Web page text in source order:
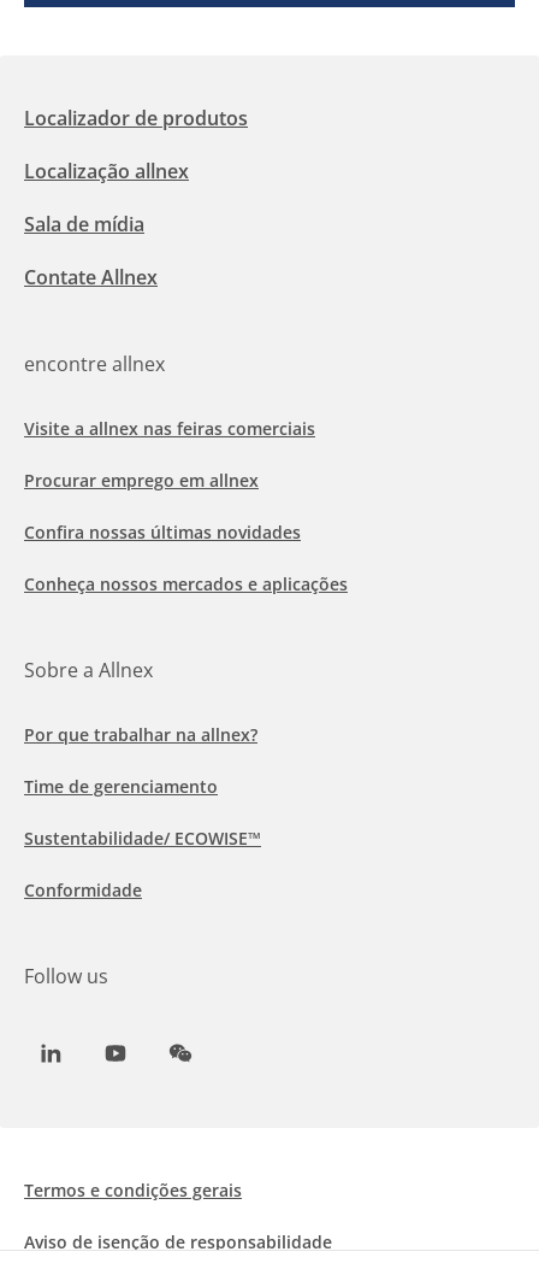
Localizador de produtos
Localização allnex
Sala de mídia
Contate Allnex
encontre allnex
Visite a allnex nas feiras comerciais
Procurar emprego em allnex
Confira nossas últimas novidades
Conheça nossos mercados e aplicações
Sobre a Allnex
Por que trabalhar na allnex?
Time de gerenciamento
Sustentabilidade/ ECOWISE™
Conformidade
Follow us
LinkedInYoutubeWeChat
Termos e condições gerais
Aviso de isenção de responsabilidade